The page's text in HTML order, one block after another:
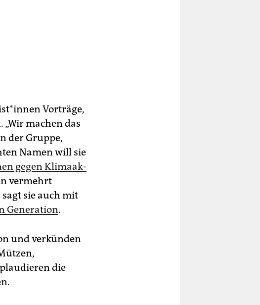
Vorträge,
machen das
der Gruppe,
Namen will sie
gegen Kli­ma­ak­
vermehrt
sie auch mit
Generation.
und verkünden
die